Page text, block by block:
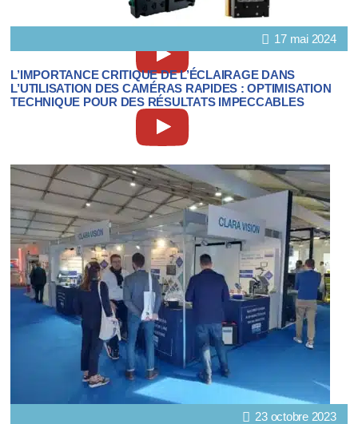
17 mai 2024
L’IMPORTANCE CRITIQUE DE L’ÉCLAIRAGE DANS
L’UTILISATION DES CAMÉRAS RAPIDES : OPTIMISATION
TECHNIQUE POUR DES RÉSULTATS IMPECCABLES
23 octobre 2023